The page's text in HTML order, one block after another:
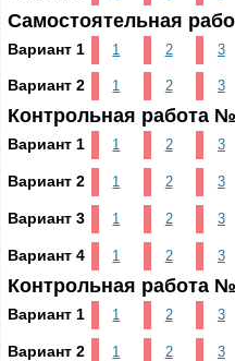
Самостоятельная
Вариант 1 1 2 3
Вариант 2 1 2 3
Контрольная работа
Вариант 1 1 2 3
Вариант 2 1 2 3
Вариант 3 1 2 3
Вариант 4 1 2 3
Контрольная работа
Вариант 1 1 2 3
Вариант 2 1 2 3